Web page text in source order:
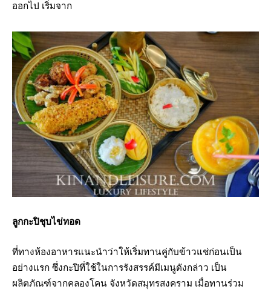
ออกไป เริ่มจาก
ลูกกะปิชุบไข่ทอด
ที่ทางห้องอาหารแนะนำว่าให้เริ่มทานคู่กับข้าวแช่ก่อนเป็น
อย่างแรก ซึ่งกะปิที่ใช้ในการรังสรรค์มีเมนูดังกล่าว เป็น
ผลิตภัณฑ์จากคลองโคน จังหวัดสมุทรสงคราม เมื่อทานร่วม